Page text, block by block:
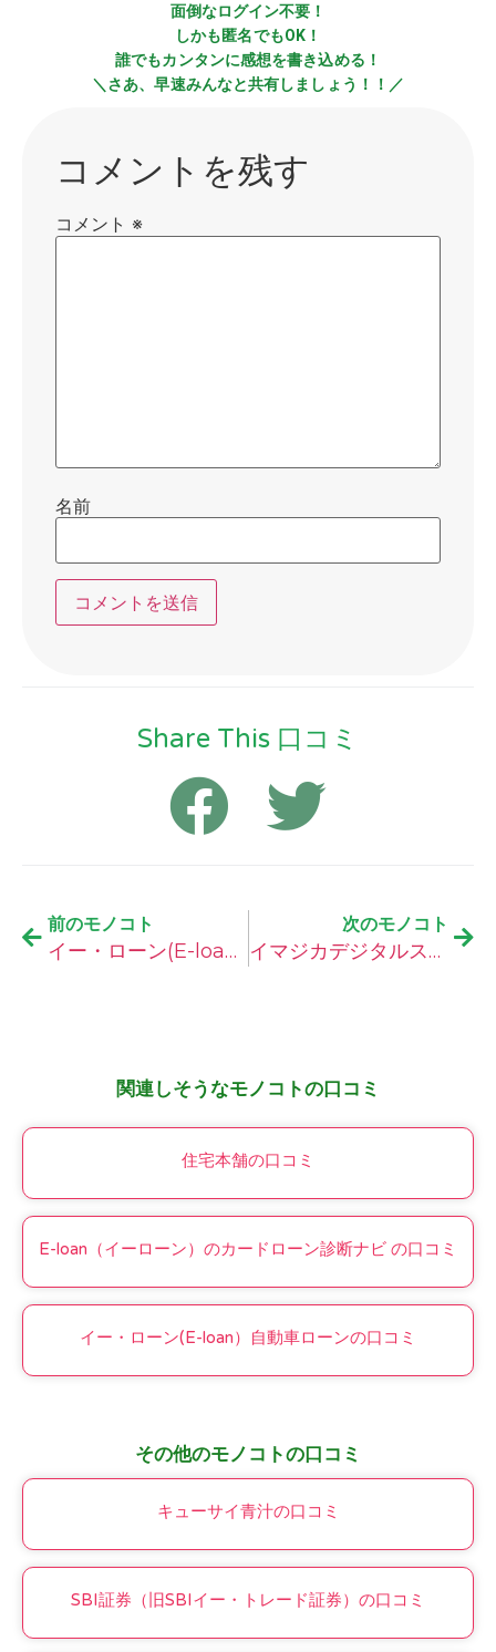
面倒なログイン不要！
しかも匿名でもOK！
誰でもカンタンに感想を書き込める！
＼さあ、早速みんなと共有しましょう！！／
コメントを残す
コメント ※
名前
Share This 口コミ
前のモノコト
イー・ローン(E-loan）自動車ローンの口コミ
次のモノコト
イマジカデジタルスケープ Webクリエイターの人材派遣の口コミ
関連しそうなモノコトの口コミ
住宅本舗の口コミ
E-loan（イーローン）のカードローン診断ナビ の口コミ
イー・ローン(E-loan）自動車ローンの口コミ
その他のモノコトの口コミ
キューサイ青汁の口コミ
SBI証券（旧SBIイー・トレード証券）の口コミ